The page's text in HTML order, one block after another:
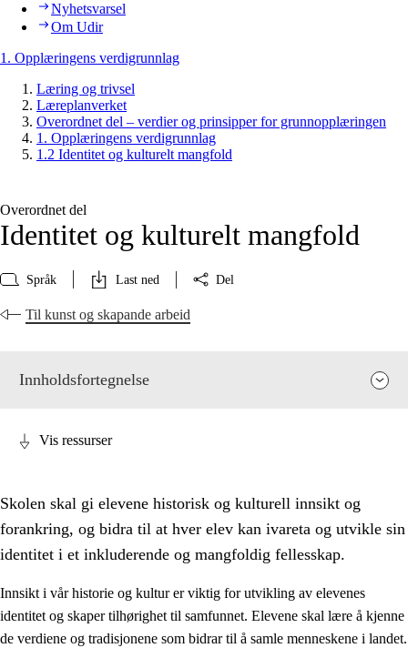
Nyhetsvarsel
Om Udir
1. Opplæringens verdigrunnlag
Læring og trivsel
Læreplanverket
Overordnet del – verdier og prinsipper for grunnopplæringen
1. Opplæringens verdigrunnlag
1.2 Identitet og kulturelt mangfold
Overordnet del
Identitet og kulturelt mangfold
Språk Last ned Del
Til kunst og skapande arbeid
Innholdsfortegnelse
1. Opplæringens verdigrunnlag
Vis ressurser
Skolen skal gi elevene historisk og kulturell innsikt og
forankring, og bidra til at hver elev kan ivareta og utvikle sin
identitet i et inkluderende og mangfoldig fellesskap.
Innsikt i vår historie og kultur er viktig for utvikling av elevenes
identitet og skaper tilhørighet til samfunnet. Elevene skal lære å kjenne
de verdiene og tradisjonene som bidrar til å samle menneskene i landet.